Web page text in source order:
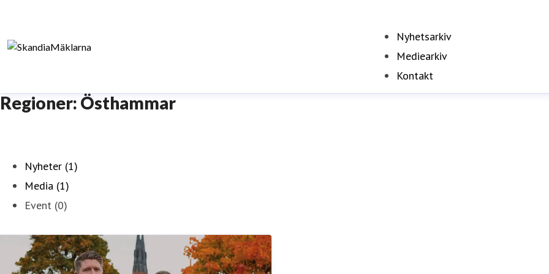
Nyhetsarkiv
Mediearkiv
Kontakt
Regioner: Östhammar
Nyheter (1)
Media (1)
Event (0)